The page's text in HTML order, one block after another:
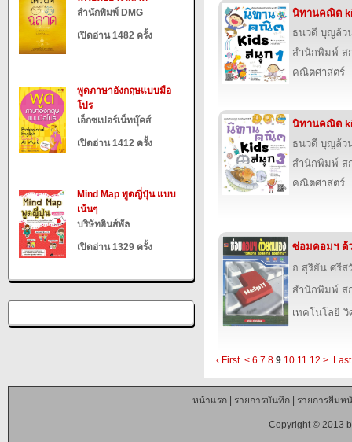
สำนักพิมพ์ DMG
เปิดอ่าน 1482 ครั้ง
พูดภาษาอังกฤษแบบมือ
โปร
เอ็กซเปอร์เน็ทบุ๊คส์
เปิดอ่าน 1412 ครั้ง
Mind Map พูดญี่ปุ่น แบบ
เน้นๆ
บริษัทอินส์พัล
เปิดอ่าน 1329 ครั้ง
นิทานคณิต
ธนวดี บุญล้ว
สำนักพิมพ์ ส
คณิตศาสตร์
นิทานคณิต
ธนวดี บุญล้ว
สำนักพิมพ์ ส
คณิตศาสตร์
ซ่อมคอมฯ ด้
อ.สุริยัน ศรีส
สำนักพิมพ์ ส
เทคโนโลยี
‹ First < 6 7 8 9 10 11 12 > Last
หน้าแรก| รายการบันทึก| รายการยืมห
Copyright © 2013